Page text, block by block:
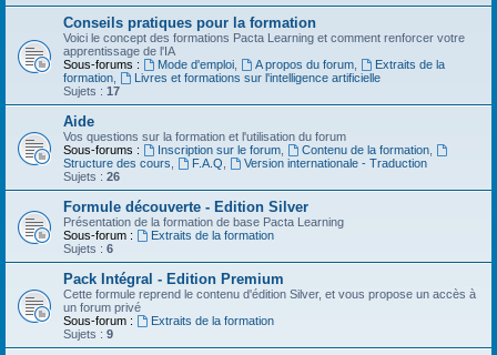
Conseils pratiques pour la formation
Voici le concept des formations Pacta Learning et comment renforcer votre
apprentissage de l'IA
Sous-forums :
Mode d'emploi, A propos du forum,
Extraits de la
formation
Livres et formations sur l'intelligence artificielle
Sujets : 17
Aide
Vos questions sur la formation et l'utilisation du forum
Sous-forums :
Inscription sur le forum, Contenu de la formation,
Structure des cours
F.A.Q
Version internationale - Traduction
Sujets : 26
Formule découverte - Edition Silver
Présentation de la formation de base Pacta Learning
Sous-forum :
Extraits de la formation
Sujets : 6
Pack Intégral - Edition Premium
Cette formule reprend le contenu d'édition Silver, et vous propose un accès à
un forum privé
Sous-forum :
Extraits de la formation
Sujets : 9